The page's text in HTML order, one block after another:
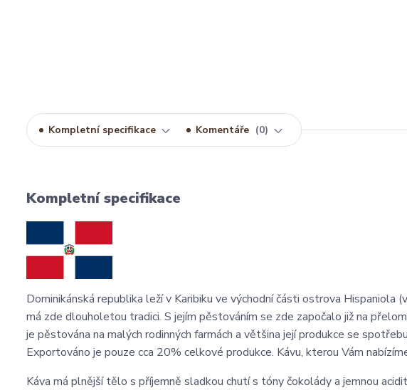
Kompletní specifikace Komentáře 0
Kompletní specifikace
Dominikánská republika leží v Karibiku ve východní části ostrova
má zde dlouholetou tradici. S jejím pěstováním se zde započalo již na
je pěstována na malých rodinných farmách a většina její produkce se
Exportováno je pouze cca 20% celkové produkce. Kávu, kterou Vám
Káva má plnější tělo s příjemně sladkou chutí s tóny čokolády a jemnou